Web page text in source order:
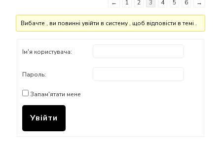
← 1 2 3 4 5 6 →
Вибачте , ви повинні увійти в систему , щоб відповісти в темі .
Ім'я користувача:
Пароль:
Запам'ятати мене
Увійти